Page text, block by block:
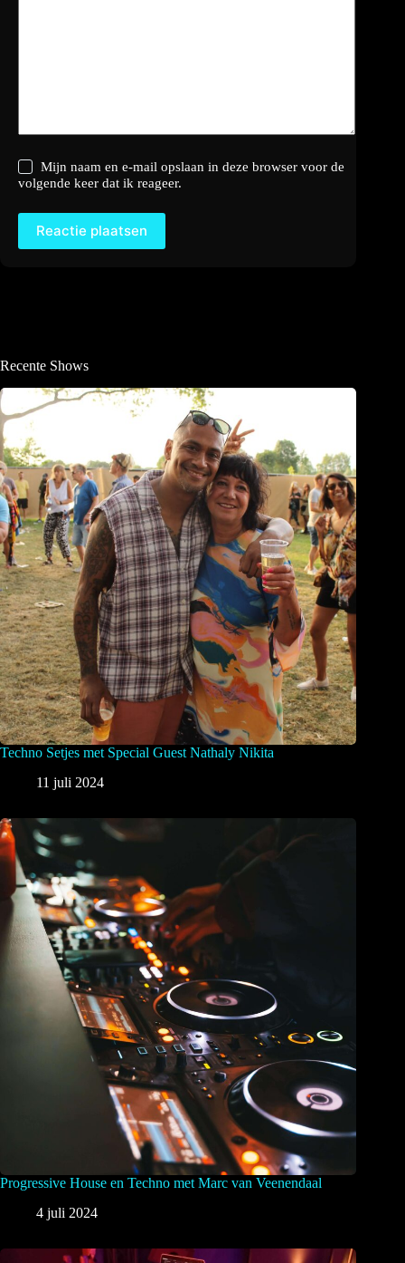
Mijn naam en e-mail opslaan in deze browser voor de
volgende keer dat ik reageer.
Reactie plaatsen
Recente Shows
Techno Setjes met Special Guest Nathaly Nikita
11 juli 2024
Progressive House en Techno met Marc van Veenendaal
4 juli 2024